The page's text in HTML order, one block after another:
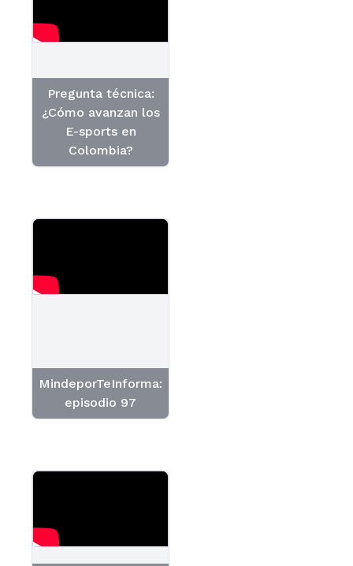
Pregunta técnica:
¿Cómo avanzan los
E-sports en
Colombia?
MindeporTeInforma:
episodio 97